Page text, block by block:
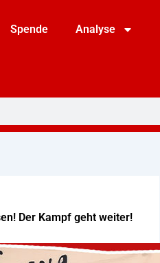
Spende Analyse
Der Kampf geht weiter!